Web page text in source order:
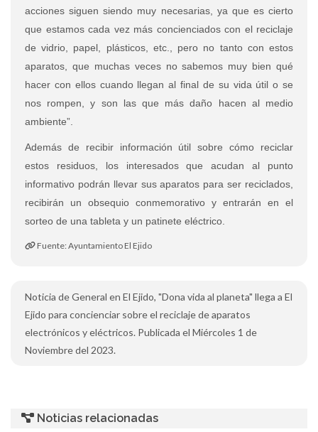
acciones siguen siendo muy necesarias, ya que es cierto
que estamos cada vez más concienciados con el reciclaje
de vidrio, papel, plásticos, etc., pero no tanto con estos
aparatos, que muchas veces no sabemos muy bien qué
hacer con ellos cuando llegan al final de su vida útil o se
nos rompen, y son las que más daño hacen al medio
ambiente”.
Además de recibir información útil sobre cómo reciclar
estos residuos, los interesados que acudan al punto
informativo podrán llevar sus aparatos para ser reciclados,
recibirán un obsequio conmemorativo y entrarán en el
sorteo de una tableta y un patinete eléctrico.
Fuente: Ayuntamiento El Ejido
Noticia de General en El Ejido, "Dona vida al planeta" llega a El
Ejido para concienciar sobre el reciclaje de aparatos
electrónicos y eléctricos. Publicada el Miércoles 1 de
Noviembre del 2023.
Noticias relacionadas